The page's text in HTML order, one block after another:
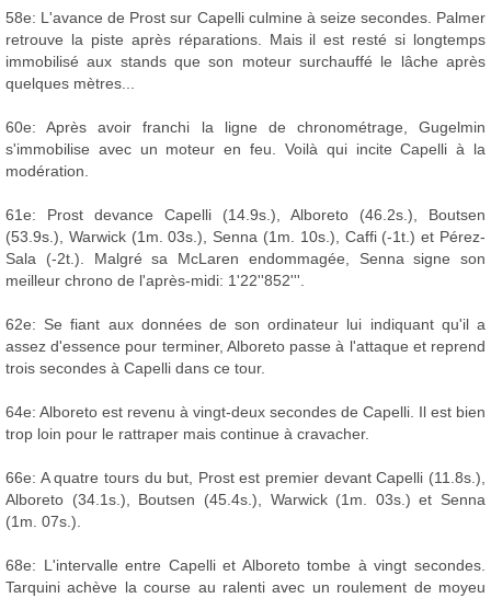
58e: L'avance de Prost sur Capelli culmine à seize secondes. Palmer
retrouve la piste après réparations. Mais il est resté si longtemps
immobilisé aux stands que son moteur surchauffé le lâche après
quelques mètres...
60e: Après avoir franchi la ligne de chronométrage, Gugelmin
s'immobilise avec un moteur en feu. Voilà qui incite Capelli à la
modération.
61e: Prost devance Capelli (14.9s.), Alboreto (46.2s.), Boutsen
(53.9s.), Warwick (1m. 03s.), Senna (1m. 10s.), Caffi (-1t.) et Pérez-
Sala (-2t.). Malgré sa McLaren endommagée, Senna signe son
meilleur chrono de l'après-midi: 1'22''852'''.
62e: Se fiant aux données de son ordinateur lui indiquant qu'il a
assez d'essence pour terminer, Alboreto passe à l'attaque et reprend
trois secondes à Capelli dans ce tour.
64e: Alboreto est revenu à vingt-deux secondes de Capelli. Il est bien
trop loin pour le rattraper mais continue à cravacher.
66e: A quatre tours du but, Prost est premier devant Capelli (11.8s.),
Alboreto (34.1s.), Boutsen (45.4s.), Warwick (1m. 03s.) et Senna
(1m. 07s.).
68e: L'intervalle entre Capelli et Alboreto tombe à vingt secondes.
Tarquini achève la course au ralenti avec un roulement de moyeu